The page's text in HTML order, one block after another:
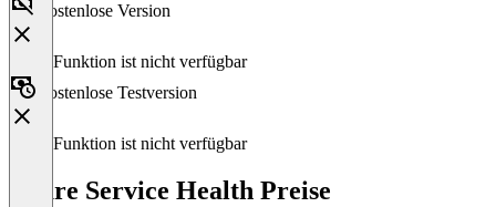
Kostenlose Version
Diese Funktion ist nicht verfügbar
Kostenlose Testversion
Diese Funktion ist nicht verfügbar
Azure Service Health Preise